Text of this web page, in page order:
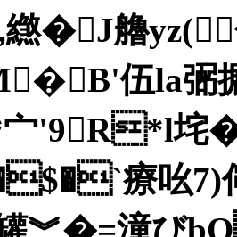
�J艪yz(
伍la弻
垞
療吆7)